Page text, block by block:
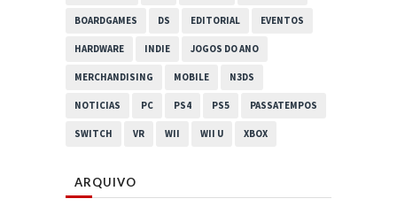
BOARDGAMES DS EDITORIAL EVENTOS
HARDWARE INDIE JOGOS DO ANO
MERCHANDISING MOBILE N3DS
NOTICIAS PC PS4 PS5 PASSATEMPOS
SWITCH VR WII WII U XBOX
ARQUIVO